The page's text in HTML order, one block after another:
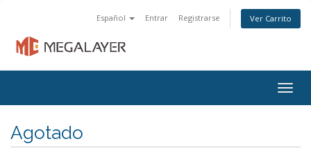
Español Entrar Registrarse Ver Carrito
Agotado